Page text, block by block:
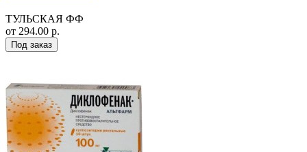
ТУЛЬСКАЯ ФФ
от 294.00 р.
Под заказ